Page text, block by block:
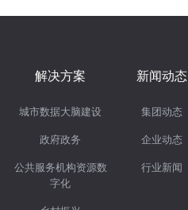
解决方案
城市数据大脑建设
政府政务
公共服务机构资源数
字化
新闻动态
集团动态
企业动态
行业新闻